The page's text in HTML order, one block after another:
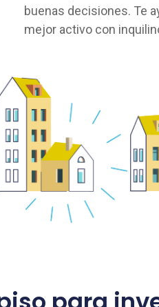
buenas decisiones. Te
mejor activo con